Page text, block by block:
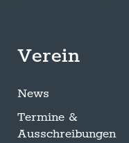
Verein
News
Termine &
Ausschreibungen